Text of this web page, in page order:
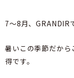
7～8月、GRANDIR
暑いこの季節だか
得です。